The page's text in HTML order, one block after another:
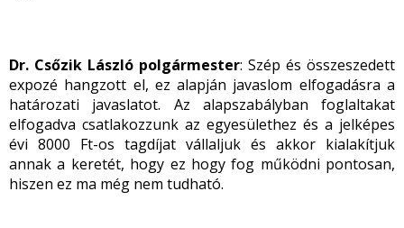
Dr. Csőzik László polgármester: Szép és összeszedett
expozé hangzott el, ez alapján javaslom elfogadásra a
határozati javaslatot. Az alapszabályban foglaltakat
elfogadva csatlakozzunk az egyesülethez és a jelképes
évi 8000 Ft-os tagdíjat vállaljuk és akkor kialakítjuk
annak a keretét, hogy ez hogy fog működni pontosan,
hiszen ez ma még nem tudható.